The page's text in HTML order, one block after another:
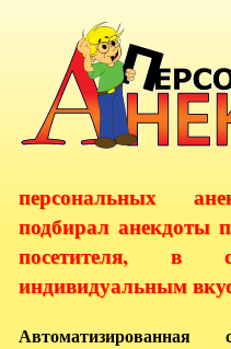
персональных
подбирал анекдоты
посетителя, в
индивидуальным